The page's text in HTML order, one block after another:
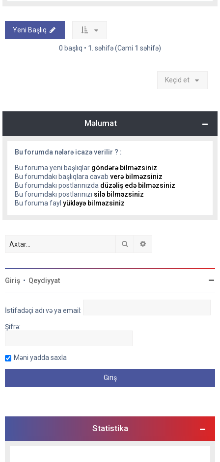
Yeni Başlıq
0 başlıq • 1 . səhifə (Cəmi 1 səhifə)
Keçid et
Məlumat
Bu forumda nələrə icazə verilir ? :
Bu foruma yeni başlıqlar göndərə bilməzsiniz
Bu forumdakı başlıqlara cavab verə bilməzsiniz
Bu forumdakı postlarınızda düzəliş edə bilməzsiniz
Bu forumdakı postlarınızı silə bilməzsiniz
Bu foruma fayl yükləyə bilməzsiniz
Axtar
Giriş • Qeydiyyat
İstifadəçi adı və ya email:
Şifrə:
Məni yadda saxla
Statistika